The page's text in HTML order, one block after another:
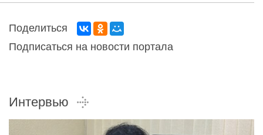
Поделиться
Подписаться на новости портала
Интервью